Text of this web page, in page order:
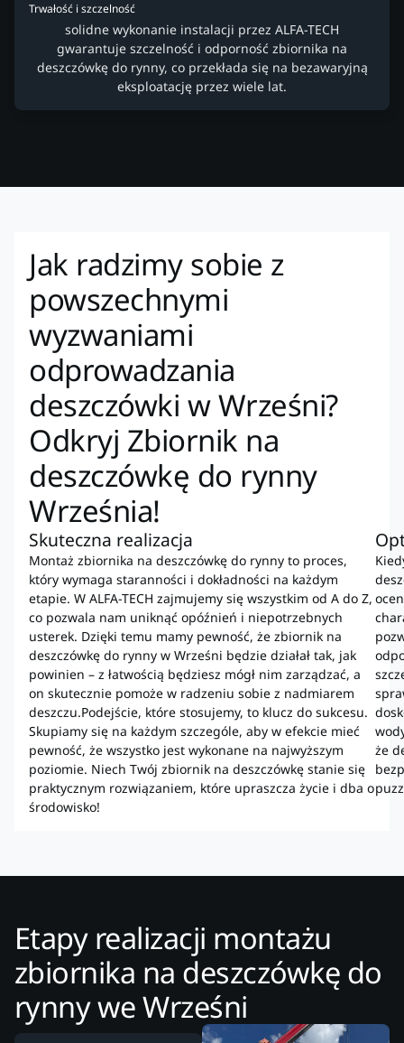
Trwałość i szczelność
solidne wykonanie instalacji przez ALFA-TECH
gwarantuje szczelność i odporność zbiornika na
deszczówkę do rynny, co przekłada się na bezawaryjną
eksploatację przez wiele lat.
Jak radzimy sobie z
powszechnymi
wyzwaniami
odprowadzania
deszczówki w Wrześni?
Odkryj Zbiornik na
deszczówkę do rynny
Września!
Skuteczna realizacja
Montaż zbiornika na deszczówkę do rynny to proces,
który wymaga staranności i dokładności na każdym
etapie. W ALFA-TECH zajmujemy się wszystkim od A do Z,
co pozwala nam uniknąć opóźnień i niepotrzebnych
usterek. Dzięki temu mamy pewność, że zbiornik na
deszczówkę do rynny w Wrześni będzie działał tak, jak
powinien – z łatwością będziesz mógł nim zarządzać, a
on skutecznie pomoże w radzeniu sobie z nadmiarem
deszczu.Podejście, które stosujemy, to klucz do sukcesu.
Skupiamy się na każdym szczególe, aby w efekcie mieć
pewność, że wszystko jest wykonane na najwyższym
poziomie. Niech Twój zbiornik na deszczówkę stanie się
praktycznym rozwiązaniem, które upraszcza życie i dba o
środowisko!
że
Etapy realizacji montażu
zbiornika na deszczówkę do
rynny we Wrześni